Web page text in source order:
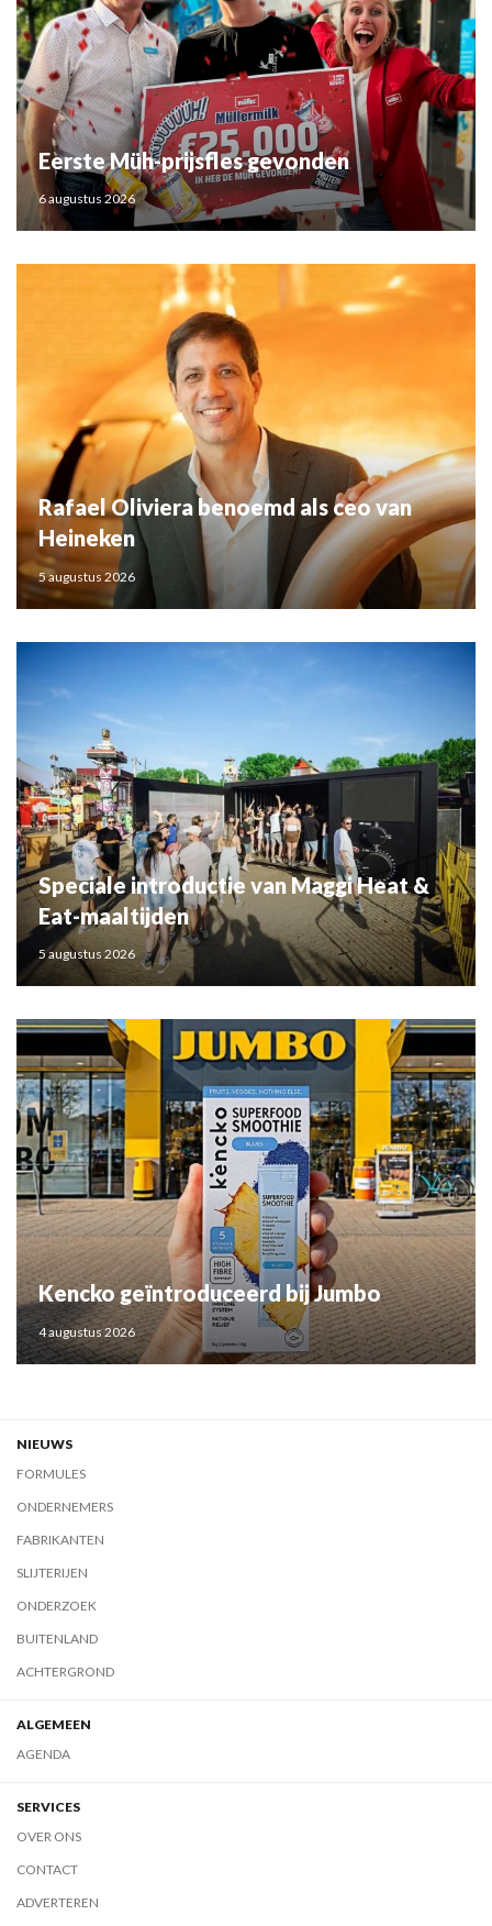
Eerste Müh-prijsfles gevonden
6 augustus 2026
Rafael Oliviera benoemd als ceo van
Heineken
5 augustus 2026
Speciale introductie van Maggi Heat &
Eat-maaltijden
5 augustus 2026
Kencko geïntroduceerd bij Jumbo
4 augustus 2026
NIEUWS
FORMULES
ONDERNEMERS
FABRIKANTEN
SLIJTERIJEN
ONDERZOEK
BUITENLAND
ACHTERGROND
ALGEMEEN
AGENDA
SERVICES
OVER ONS
CONTACT
ADVERTEREN